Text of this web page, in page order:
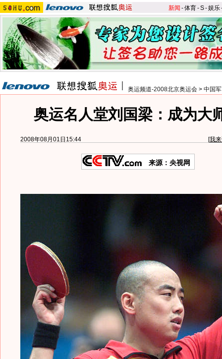
新闻 -体育-S-娱乐
奥运频道-2008北京奥运会 > 中国
奥运名人堂刘国梁：成为大
2008年08月01日15:44 [我
来源：央视网